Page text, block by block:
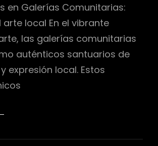
en Galerías Comunitarias:
arte local En el vibrante
las galerías comunitarias
auténticos santuarios de
expresión local. Estos